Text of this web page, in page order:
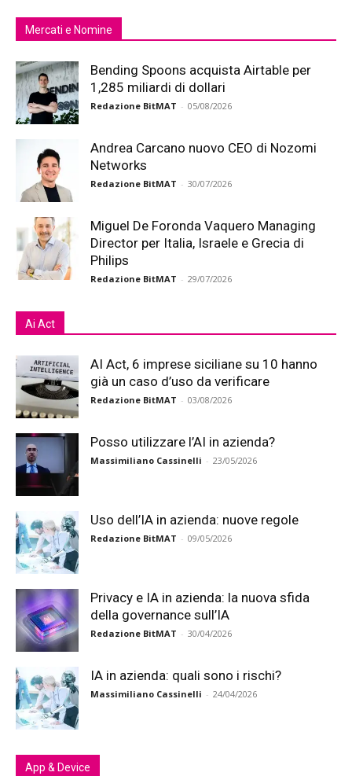
Mercati e Nomine
Bending Spoons acquista Airtable per
1,285 miliardi di dollari
Redazione BitMAT - 05/08/2026
Andrea Carcano nuovo CEO di Nozomi
Networks
Redazione BitMAT - 30/07/2026
Miguel De Foronda Vaquero Managing
Director per Italia, Israele e Grecia di
Philips
Redazione BitMAT - 29/07/2026
Ai Act
AI Act, 6 imprese siciliane su 10 hanno
già un caso d’uso da verificare
Redazione BitMAT - 03/08/2026
Posso utilizzare l’AI in azienda?
Massimiliano Cassinelli - 23/05/2026
Uso dell’IA in azienda: nuove regole
Redazione BitMAT - 09/05/2026
Privacy e IA in azienda: la nuova sfida
della governance sull’IA
Redazione BitMAT - 30/04/2026
IA in azienda: quali sono i rischi?
Massimiliano Cassinelli - 24/04/2026
App & Device